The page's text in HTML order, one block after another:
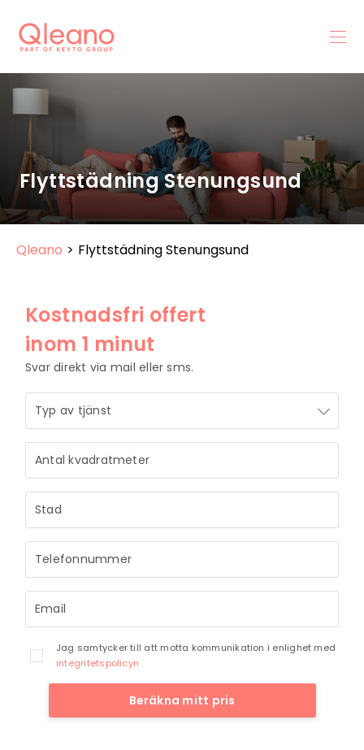
Flyttstädning Stenungsund
Qleano > Flyttstädning Stenungsund
Kostnadsfri offert
inom 1 minut
Svar direkt via mail eller sms.
Jag samtycker till att motta kommunikation i enlighet med
integritetspolicyn
Beräkna mitt pris